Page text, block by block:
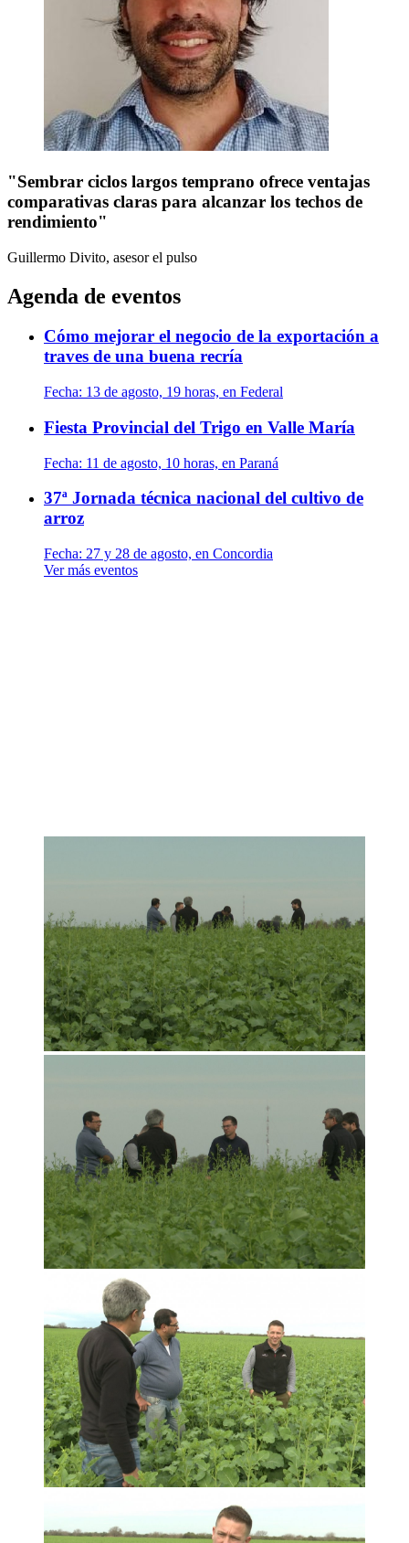
"Sembrar ciclos largos temprano ofrece ventajas
comparativas claras para alcanzar los techos de
rendimiento"
Guillermo Divito, asesor el pulso
Agenda de eventos
Cómo mejorar el negocio de la exportación a
traves de una buena recría
Fecha: 13 de agosto, 19 horas, en Federal
Fiesta Provincial del Trigo en Valle María
Fecha: 11 de agosto, 10 horas, en Paraná
37ª Jornada técnica nacional del cultivo de
arroz
Fecha: 27 y 28 de agosto, en Concordia
Ver más eventos